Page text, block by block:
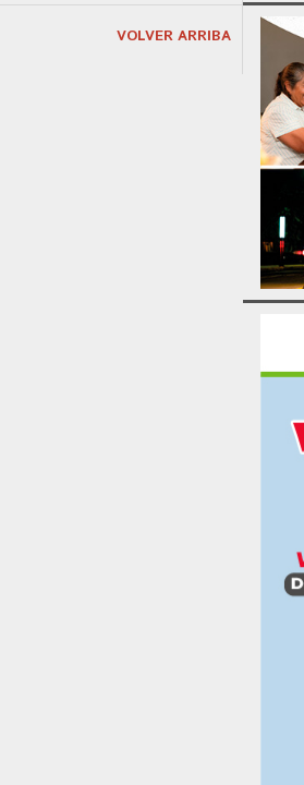
VOLVER ARRIBA